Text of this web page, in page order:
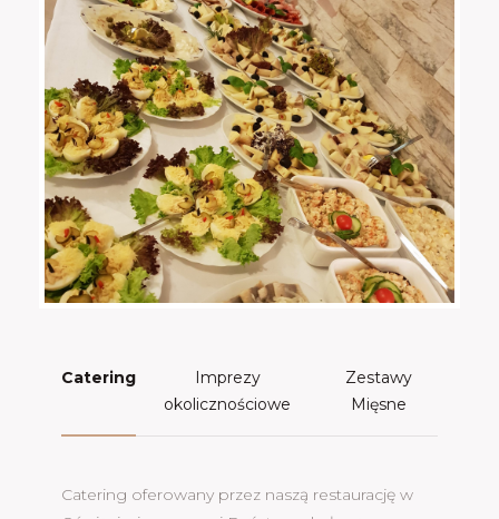
Catering
Imprezy
okolicznościowe
Zestawy
Mięsne
Catering oferowany przez naszą restaurację w